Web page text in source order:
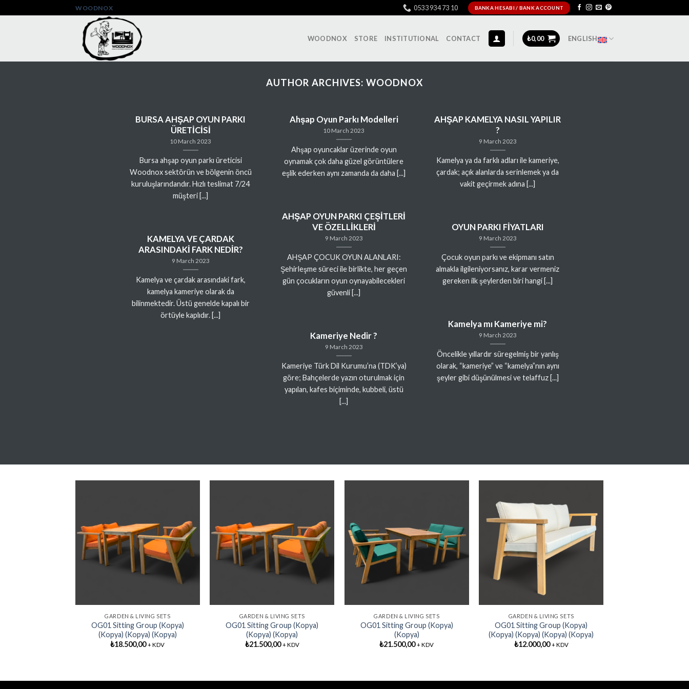
to
WOODNOX 0533 934 73 10 BANKA HESABI / BANK ACCOUNT
WOODNOX STORE INSTITUTIONAL CONTACT ₺0,00 ENGLISH
AUTHOR ARCHIVES:WOODNOX
BURSA AHŞAP OYUN PARKI
ÜRETİCİSİ
10 March 2023
Bursa ahşap oyun parkı üreticisi
Woodnox sektörün ve bölgenin öncü
kuruluşlarındandır. Hızlı teslimat 7/24
müşteri [...]
Ahşap Oyun Parkı Modelleri
10 March 2023
Ahşap oyuncaklar üzerinde oyun
oynamak çok daha güzel görüntülere
eşlik ederken aynı zamanda da daha [...]
AHŞAP KAMELYA NASIL YAPILIR
?
9 March 2023
Kamelya ya da farklı adları ile kameriye,
çardak; açık alanlarda serinlemek ya da
vakit geçirmek adına [...]
AHŞAP OYUN PARKI ÇEŞİTLERİ
VE ÖZELLİKLERİ
9 March 2023
AHŞAP ÇOCUK OYUN ALANLARI:
Şehirleşme süreci ile birlikte, her geçen
gün çocukların oyun oynayabilecekleri
güvenli [...]
OYUN PARKI FİYATLARI
9 March 2023
Çocuk oyun parkı ve ekipmanı satın
almakla ilgileniyorsanız, karar vermeniz
gereken ilk şeylerden biri hangi [...]
KAMELYA VE ÇARDAK
ARASINDAKİ FARK NEDİR?
9 March 2023
Kamelya ve çardak arasındaki fark,
kamelya kameriye olarak da
bilinmektedir. Üstü genelde kapalı bir
örtüyle kaplıdır. [...]
Kamelya mı Kameriye mi?
9 March 2023
Öncelikle yıllardır süregelmiş bir yanlış
olarak, “kameriye” ve “kamelya”nın aynı
şeyler gibi düşünülmesi ve telaffuz [...]
Kameriye Nedir ?
9 March 2023
Kameriye Türk Dil Kurumu’na (TDK’ya)
göre; Bahçelerde yazın oturulmak için
yapılan, kafes biçiminde, kubbeli, üstü
[...]
Add My
Favorite
GARDEN & LIVING SETS
OG01 Sitting Group (Kopya)
(Kopya) (Kopya) (Kopya)
₺18.500,00 + KDV
Add My
Favorite
GARDEN & LIVING SETS
OG01 Sitting Group (Kopya)
(Kopya) (Kopya)
₺21.500,00 + KDV
Add My
Favorite
GARDEN & LIVING SETS
OG01 Sitting Group (Kopya)
(Kopya)
₺21.500,00 + KDV
Add My
Favorite
GARDEN & LIVING SETS
OG01 Sitting Group (Kopya)
(Kopya) (Kopya) (Kopya) (Kopya)
₺12.000,00 + KDV